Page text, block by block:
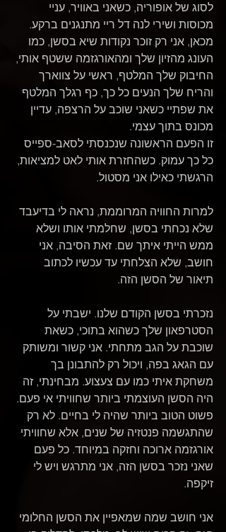
לסוג של אופוריה, כשאני באוויר, עניי
מכוסות ושירי לנה דל ריי מתנגנים ברקע.
מכאן, אני רק זוכר נקודות שיא בסשן, כמו
העונג מהזיון שלך ומהאורגזמה ששטף אותי,
החיבוק שלך המלטף, ראשי על צווארך
והריח שלך הנעים כל כך, כף רגלך המלטף
את שפתיי כשאני שוכב על הרצפה, עדיין
מכונס בתוך עצמי.
זו הפעם הראשונה שנכנסתי לסאב-ספייס
כל כך עמוק. כשהחזרת אותי לאט למציאות,
הרגשתי כאילו אני מסטול.
למרות החוויה המרוממת, נראה לי בדיעבד
שלא נכחתי בסשן, שחלמתי אותו ושלא
ממש הייתי איתך שם. זאת הסיבה, אני
חושב, שלא הצלחתי עד עכשיו לכתוב
תיאור של הסשן הזה.
נזכרתי בסשן הקודם שלנו. ישבתי על
הסטרפאון שלך כשהוא בתוכי, כשאת
שוכבת על הגב מתחתי. אני קשור ומשותק
עם הגאג בפה, ויכול רק להתבונן בך
משחקת איתי כמו עם צעצוע. מבחינתי, זה
היה הסשן העוצמתי ביותר שחוויתי אי פעם.
פשוט הטוב ביותר שהיה לי בחיים. לא רק
שהתגשמה פנטזיה של שנים, אלא שחוויתי
אורגזמה ארוכה וחזקה במיוחד. כל פעם
שאני נזכר בסשן הזה, אני מתרגש ויש לי
זיקפה.
אני חושב שמה שמאפיין את הסשן החלומי